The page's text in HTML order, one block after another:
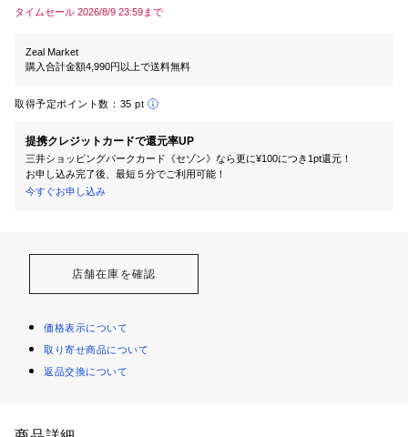
タイムセール 2026/8/9 23:59まで
Zeal Market
購入合計金額4,990円以上で送料無料
取得予定ポイント数： 35 pt
提携クレジットカードで還元率UP
三井ショッピングパークカード《セゾン》なら更に¥100につき1pt還元！
お申し込み完了後、最短５分でご利用可能！
今すぐお申し込み
店舗在庫を確認
価格表示について
取り寄せ商品について
返品交換について